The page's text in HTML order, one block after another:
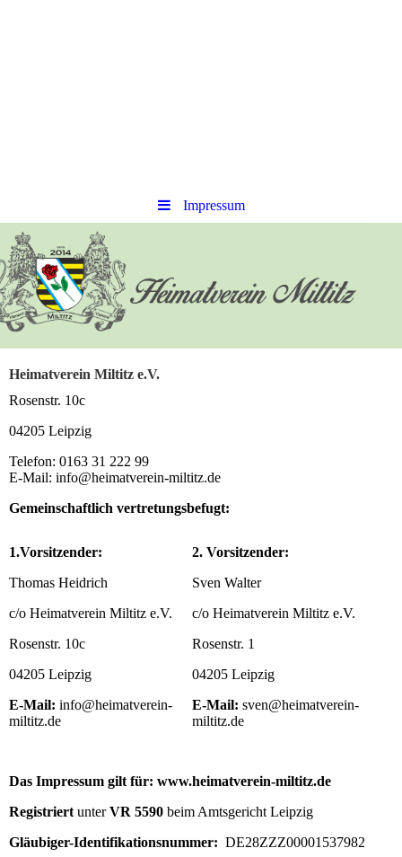
Impressum
Heimatverein Miltitz e.V.
Rosenstr. 10c
04205 Leipzig
Telefon: 0163 31 222 99
E-Mail: info@heimatverein-miltitz.de
Gemeinschaftlich vertretungsbefugt:
1.Vorsitzender:
Thomas Heidrich
c/o Heimatverein Miltitz e.V.
Rosenstr. 10c
04205 Leipzig
E-Mail: info@heimatverein-
miltitz.de
2. Vorsitzender:
Sven Walter
c/o Heimatverein Miltitz e.V.
Rosenstr. 1
04205 Leipzig
E-Mail: sven@heimatverein-
miltitz.de
Das Impressum gilt für: www.heimatverein-miltitz.de
Registriert unterVR 5590 beim Amtsgericht Leipzig
Gläubiger-Identifikationsnummer: DE28ZZZ00001537982